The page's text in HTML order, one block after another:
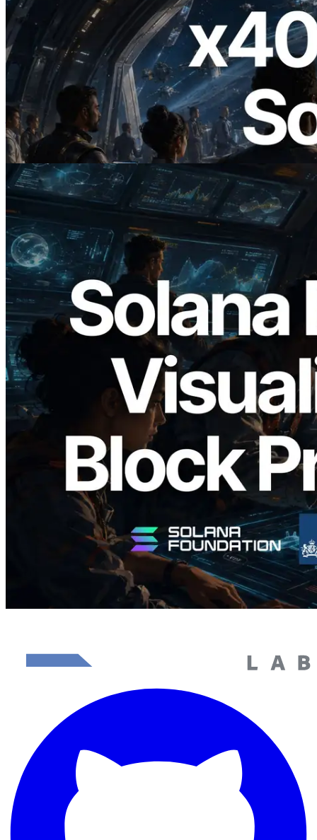
2026.07.04
ERPC 發布支援 x402 支付的 Solana RPC
— AI Agent 按需為 API 付款的時代開啟
閱讀本文
2026.05.24
Validators Solutions 釋出 Solana Block
Analyzer — 以 slot 為單位視覺化區塊生
成時間與負責驗證者